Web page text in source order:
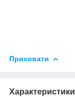
Приховати
Характеристики